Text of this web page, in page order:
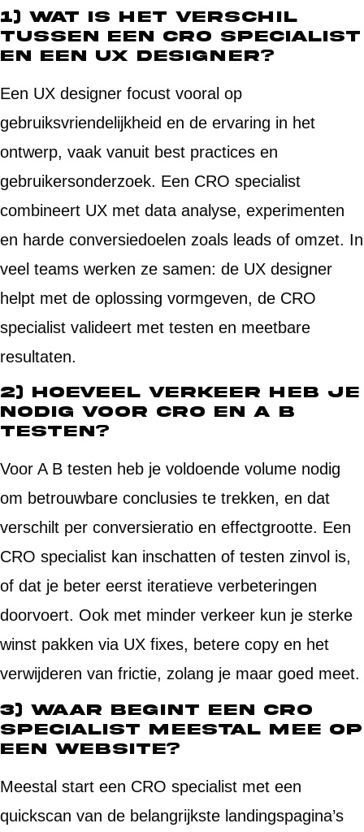
1) Wat is het verschil
tussen een CRO specialist
en een UX designer?
Een UX designer focust vooral op
gebruiksvriendelijkheid en de ervaring in het
ontwerp, vaak vanuit best practices en
gebruikersonderzoek. Een CRO specialist
combineert UX met data analyse, experimenten
en harde conversiedoelen zoals leads of omzet. In
veel teams werken ze samen: de UX designer
helpt met de oplossing vormgeven, de CRO
specialist valideert met testen en meetbare
resultaten.
2) Hoeveel verkeer heb je
nodig voor CRO en A B
testen?
Voor A B testen heb je voldoende volume nodig
om betrouwbare conclusies te trekken, en dat
verschilt per conversieratio en effectgrootte. Een
CRO specialist kan inschatten of testen zinvol is,
of dat je beter eerst iteratieve verbeteringen
doorvoert. Ook met minder verkeer kun je sterke
winst pakken via UX fixes, betere copy en het
verwijderen van frictie, zolang je maar goed meet.
3) Waar begint een CRO
specialist meestal mee op
een website?
Meestal start een CRO specialist met een
quickscan van de belangrijkste landingspagina’s